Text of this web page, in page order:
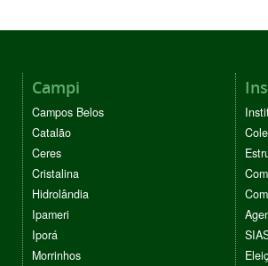
Campi
Campos Belos
Catalão
Ceres
Cristalina
Hidrolândia
Ipameri
Iporá
Morrinhos